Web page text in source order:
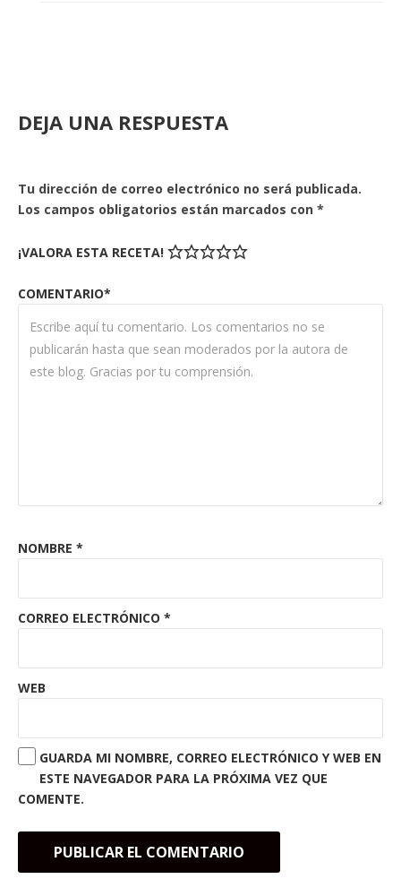
DEJA UNA RESPUESTA
Tu dirección de correo electrónico no será publicada.
Los campos obligatorios están marcados con *
¡VALORA ESTA RECETA!
COMENTARIO*
NOMBRE *
CORREO ELECTRÓNICO *
WEB
GUARDA MI NOMBRE, CORREO ELECTRÓNICO Y WEB EN
ESTE NAVEGADOR PARA LA PRÓXIMA VEZ QUE
COMENTE.